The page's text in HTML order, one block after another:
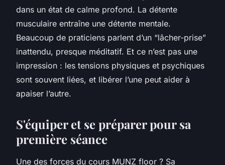
dans un état de calme profond. La détente
musculaire entraîne une détente mentale.
Beaucoup de praticiens parlent d’un “lâcher-prise”
inattendu, presque méditatif. Et ce n’est pas une
impression : les tensions physiques et psychiques
sont souvent liées, et libérer l’une peut aider à
apaiser l’autre.
S'équiper et se préparer pour sa
première séance
Une des forces du cours MUNZ floor ? Sa